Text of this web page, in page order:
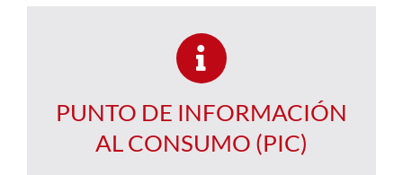
PUNTO DE INFORMACIÓN
AL CONSUMO (PIC)